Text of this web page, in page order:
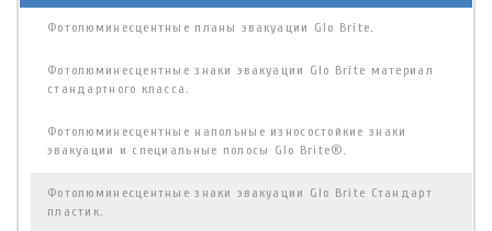
Фотолюминесцентные планы эвакуации Glo Brite.
Фотолюминесцентные знаки эвакуации Glo Brite материал
стандартного класса.
Фотолюминесцентные напольные износостойкие знаки
эвакуации и специальные полосы Glo Brite®.
Фотолюминесцентные знаки эвакуации Glo Brite Стандарт
пластик.